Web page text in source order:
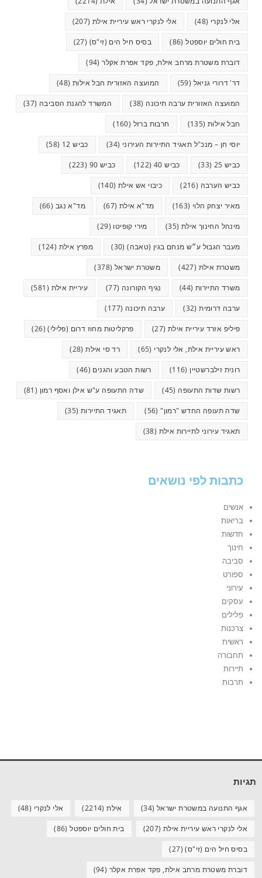
אלי לנקרי (48) אלי לנקרי ראש עיריית אילת (207)
בית חולים יוספטל(86) בסיס חיל הים (זי"ס) (27)
דוברת משטרת מרחב אילת, פקד אפרת אקלר(94)
דר' דרורי גניאל (59) המועצה האזורית חבל אילות (48)
המועצה האזורית ערבה תיכונה (38) המשרד להגנת הסביבה (37)
חבל אילות (135) חרבות ברזל (160)
יוסי חן – מנכ"ל תאגיד התיירות העירוני (34) כביש 12 (58)
כביש 25 (33) כביש 40 (122) כביש 90 (223)
כביש הערבה (216) כיבוי אש אילת (140)
מאיר יצחק הלוי (163) מד"א אילת (67) מד"א נגב (66)
מינהל החינוך אילת (35) מירי קופיטו (29)
מעבר הגבול ע״ש מנחם בגין (טאבה)(30) מפרץ אילת (124)
משטרת אילת (427) משטרת ישראל (378)
משרד התיירות (44) נגיף הקורונה (77) עיריית אילת (581)
ערבה דרומית(32) ערבה תיכונה (177)
פיליפ אזרד עיריית אילת (27) פרקליטות מחוז דרום (פלילי)(26)
ראש עיריית אילת, אלי לנקרי (65) רד סי אילת(28)
רונית זילברשטיין (116) רשות הטבע והגנים (46)
רשות שדות התעופה (45) שדה התעופה ע"ש אילן ואסף רמון (81)
שדה תעופה החדש "רמון"(56) תאגיד התיירות (35)
תאגיד עירוני לתיירות אילת (38)
כתבות לפי נושאים
אנשים
בריאות
חדשות
חינוך
סביבה
ספורט
עירוני
עסקים
פלילים
צרכנות
ראשית
תחבורה
תיירות
תרבות
תגיות
אגף התנועה במשטרת ישראל (34) אילת(2214) אלי לנקרי (48)
אלי לנקרי ראש עיריית אילת (207) בית חולים יוספטל(86)
בסיס חיל הים (זי"ס)(27)
דוברת משטרת מרחב אילת, פקד אפרת אקלר (94)